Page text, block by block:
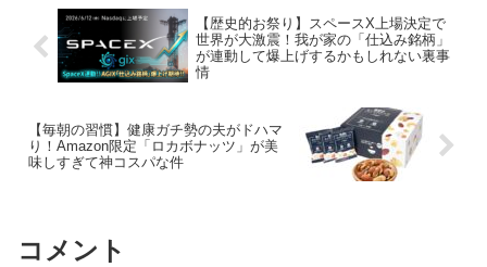
【歴史的お祭り】スペースX上場決定で
世界が大激震！我が家の「仕込み銘柄」
が連動して爆上げするかもしれない裏事
情
【毎朝の習慣】健康ガチ勢の夫がドハマ
り！Amazon限定「ロカボナッツ」が美
味しすぎて神コスパな件
コメント